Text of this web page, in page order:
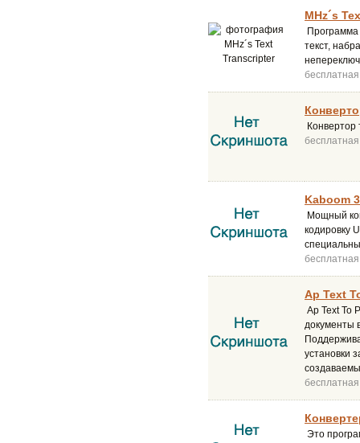
MHz´s
Программа
текст,
бесплатная
Конвертор
бесплатная
Kaboom
Мощный
кодировку
бесплатная
Ap Text
Ap Text To
документы
установки
бесплатная
Это